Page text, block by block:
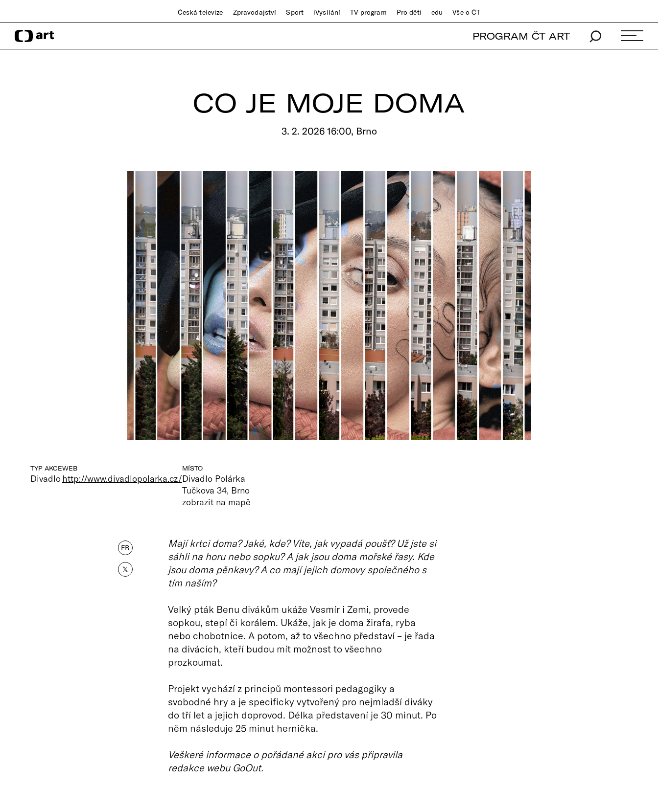
Česká televize Zpravodajství Sport iVysílání TV program Pro děti edu Vše o ČT
PROGRAM ČT ART
CO JE MOJE DOMA
3. 2. 2026 16:00, Brno
TYP AKCE
Divadlo
WEB
http://www.divadlopolarka.cz/
MÍSTO
Divadlo Polárka
Tučkova 34, Brno
zobrazit na mapě
FB
𝕏
Mají krtci doma? Jaké, kde? Víte, jak vypadá poušť? Už jste si
sáhli na horu nebo sopku? A jak jsou doma mořské řasy. Kde
jsou doma pěnkavy? A co mají jejich domovy společného s
tím naším?
Velký pták Benu divákům ukáže Vesmír i Zemi, provede
sopkou, stepí či korálem. Ukáže, jak je doma žirafa, ryba
nebo chobotnice. A potom, až to všechno představí – je řada
na divácích, kteří budou mít možnost to všechno
prozkoumat.
Projekt vychází z principů montessori pedagogiky a
svobodné hry a je specificky vytvořený pro nejmladší diváky
do tří let a jejich doprovod. Délka představení je 30 minut. Po
něm následuje 25 minut hernička.
Veškeré informace o pořádané akci pro vás připravila
redakce webu GoOut.